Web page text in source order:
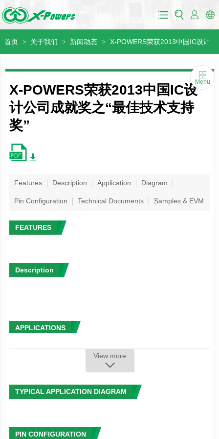
首页 > 关于我们 > 新闻动态 > X-POWERS荣获2013中国IC设计
Menu
X-POWERS荣获2013中国IC设
计公司成就奖之“最佳技术支持
奖”
Features Description Application Diagram
Pin Configuration Technical Documents Samples & EVM
FEATURES
Description
APPLICATIONS
View more
TYPICAL APPLICATION DIAGRAM
PIN CONFIGURATION